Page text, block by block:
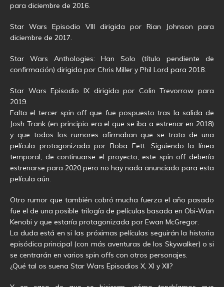
para diciembre de 2016.
Star Wars Episodio VIII dirigida por Rian Johnson para
diciembre de 2017.
Star Wars Anthologies: Han Solo (título pendiente de
confirmación) dirigida por Chris Miller y Phil Lord para 2018.
Star Wars Episodio IX dirigida por Colin Trevorrow para
2019.
Falta el tercer spin off que fue pospuesto tras la salida de
Josh Trank (en principio era el que se iba a estrenar en 2018)
y que todos los rumores afirmaban que se trata de una
película protagonizada por Boba Fett. Siguiendo la línea
temporal, de continuarse el proyecto, este spin off debería
estrenarse para 2020 pero no hay nada anunciado para esta
película aún.
Otro rumor que también cobró mucha fuerza el año pasado
fue el de una posible trilogía de películas basada en Obi-Wan
Kenobi y que estaría protagonizada por Ewan McGregor.
La duda está en si las próximas películas seguirán la historia
episódica principal (con más aventuras de los Skywalker) o si
se centrarán en varios spin offs con otros personajes.
¿Qué tal os suena Star Wars Episodios X, XI y XII?